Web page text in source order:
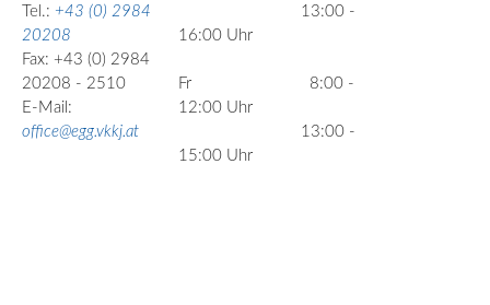
Tel.: +43 (0) 2984
20208
Fax: +43 (0) 2984
20208 - 2510
E-Mail:
office@egg.vkkj.at
13:00 -
16:00 Uhr
Fr 8:00 -
12:00 Uhr
13:00 -
15:00 Uhr